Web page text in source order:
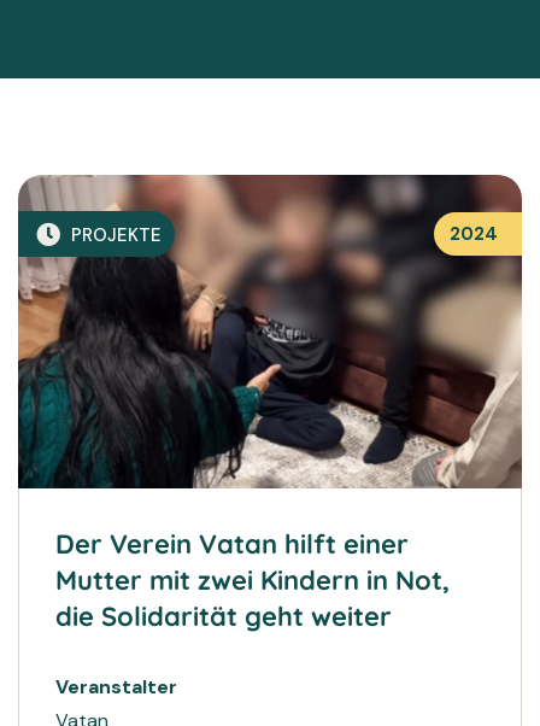
PROJEKTE 2024
Der Verein Vatan hilft einer
Mutter mit zwei Kindern in Not,
die Solidarität geht weiter
Veranstalter
Vatan